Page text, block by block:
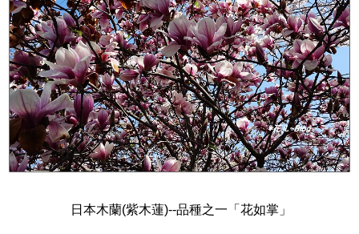
日本木蘭(紫木蓮)--品種之一「花如掌」